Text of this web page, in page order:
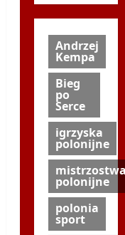
Andrzej
Kempa
Bieg
po
Serce
igrzyska
polonijne
polonijne
polonia
sport